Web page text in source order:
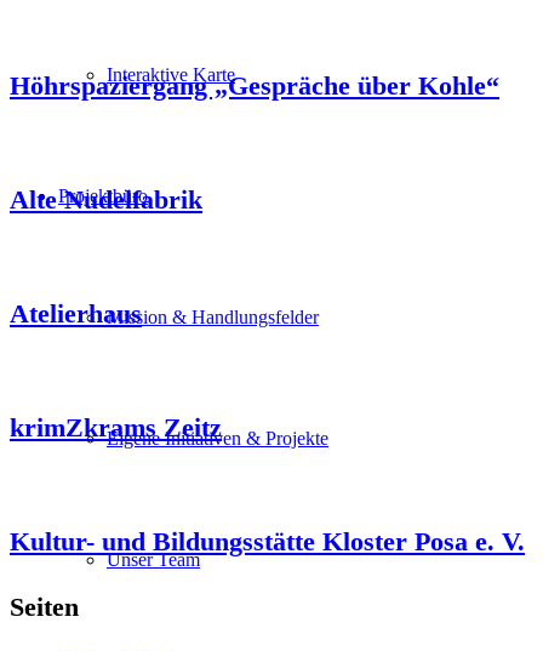
Interaktive Karte
Projektbüro
Mission & Handlungsfelder
Eigene Initiativen & Projekte
Unser Team
Höhrspaziergang „Gespräche über Kohle“
Alte Nudelfabrik
Atelierhaus
krimZkrams Zeitz
Kultur- und Bildungsstätte Kloster Posa e. V.
Seiten